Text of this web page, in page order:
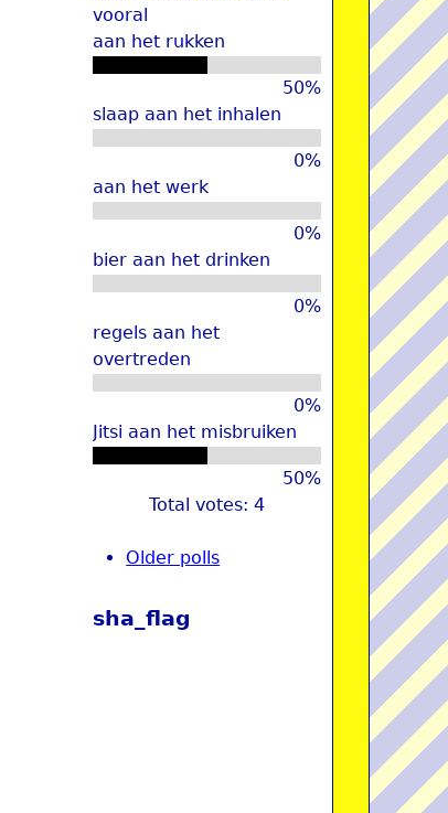
vooral
aan het rukken
50%
slaap aan het inhalen
0%
aan het werk
0%
bier aan het drinken
0%
regels aan het
overtreden
0%
Jitsi aan het misbruiken
50%
Total votes: 4
Older polls
sha_flag